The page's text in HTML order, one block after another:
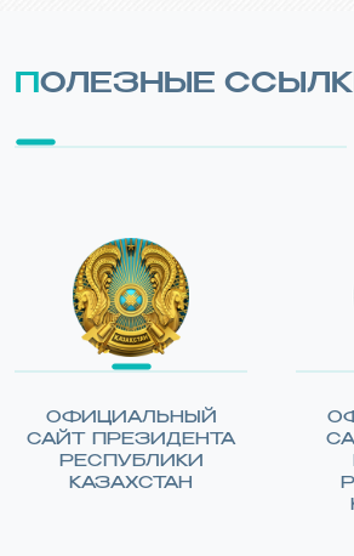
ПОЛЕЗНЫЕ
ОФИЦИАЛЬНЫЙ
САЙТ ПРЕЗИДЕНТА
РЕСПУБЛИКИ
КАЗАХСТАН